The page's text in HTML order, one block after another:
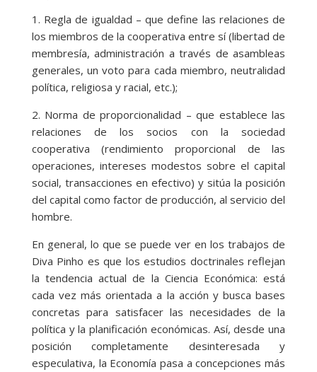
1. Regla de igualdad – que define las relaciones de
los miembros de la cooperativa entre sí (libertad de
membresía, administración a través de asambleas
generales, un voto para cada miembro, neutralidad
política, religiosa y racial, etc.);
2. Norma de proporcionalidad – que establece las
relaciones de los socios con la sociedad
cooperativa (rendimiento proporcional de las
operaciones, intereses modestos sobre el capital
social, transacciones en efectivo) y sitúa la posición
del capital como factor de producción, al servicio del
hombre.
En general, lo que se puede ver en los trabajos de
Diva Pinho es que los estudios doctrinales reflejan
la tendencia actual de la Ciencia Económica: está
cada vez más orientada a la acción y busca bases
concretas para satisfacer las necesidades de la
política y la planificación económicas. Así, desde una
posición completamente desinteresada y
especulativa, la Economía pasa a concepciones más